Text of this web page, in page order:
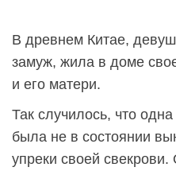
В древнем Китае,
замуж, жила в доме
и его матери.
Так случилось, что
была не в состоянии
упреки своей